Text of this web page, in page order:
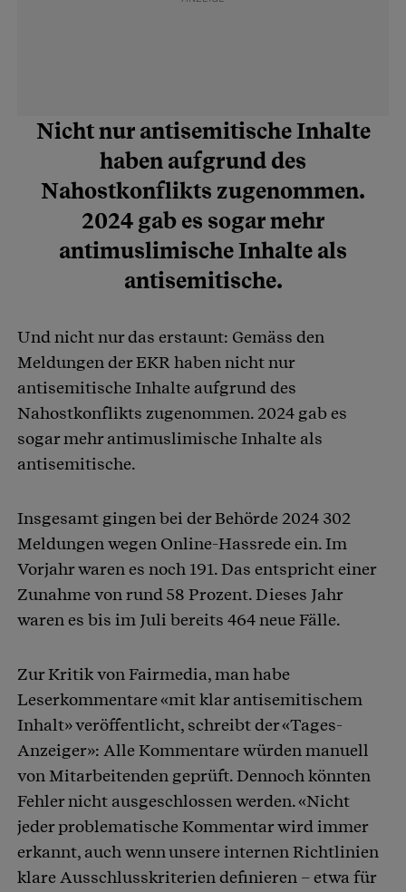
Nicht nur antisemitische Inhalte
haben aufgrund des
Nahostkonflikts zugenommen.
2024 gab es sogar mehr
antimuslimische Inhalte als
antisemitische.
Und nicht nur das erstaunt: Gemäss den
Meldungen der EKR haben nicht nur
antisemitische Inhalte aufgrund des
Nahostkonflikts zugenommen. 2024 gab es
sogar mehr antimuslimische Inhalte als
antisemitische.
Insgesamt gingen bei der Behörde 2024 302
Meldungen wegen Online-Hassrede ein. Im
Vorjahr waren es noch 191. Das entspricht einer
Zunahme von rund 58 Prozent. Dieses Jahr
waren es bis im Juli bereits 464 neue Fälle.
Zur Kritik von Fairmedia, man habe
Leserkommentare «mit klar antisemitischem
Inhalt» veröffentlicht, schreibt der «Tages-
Anzeiger»: Alle Kommentare würden manuell
von Mitarbeitenden geprüft. Dennoch könnten
Fehler nicht ausgeschlossen werden. «Nicht
jeder problematische Kommentar wird immer
erkannt, auch wenn unsere internen Richtlinien
klare Ausschlusskriterien definieren – etwa für